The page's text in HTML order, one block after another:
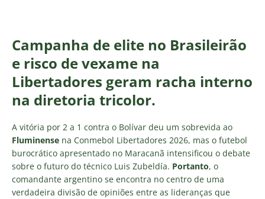
Campanha de elite no Brasileirão
e risco de vexame na
Libertadores geram racha interno
na diretoria tricolor.
A vitória por 2 a 1 contra o Bolívar deu um sobrevida ao
Fluminense na Conmebol Libertadores 2026, mas o futebol
burocrático apresentado no Maracanã intensificou o debate
sobre o futuro do técnico Luis Zubeldía. Portanto, o
comandante argentino se encontra no centro de uma
verdadeira divisão de opiniões entre as lideranças que